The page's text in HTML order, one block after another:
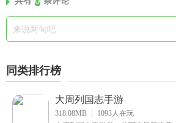
同类排行榜
大周列国志手游
318.08MB 1093 人在玩